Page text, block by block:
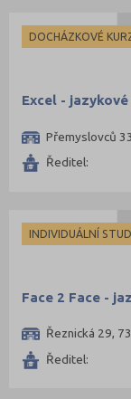
DOCHÁZKOVÉ
Excel -
Přemyslovců
Ředitel:
INDIVIDUÁLNÍ
Face 2 Face -
Řeznická 29,
Ředitel: